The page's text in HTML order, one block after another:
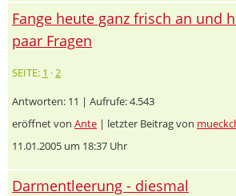
Fange heute ganz frisch an und
paar Fragen
SEITE: 1 ·2
Antworten: 11 | Aufrufe: 4.543
eröffnet von Ante | letzter Beitrag von
11.01.2005 um 18:37 Uhr
Darmentleerung - diesmal